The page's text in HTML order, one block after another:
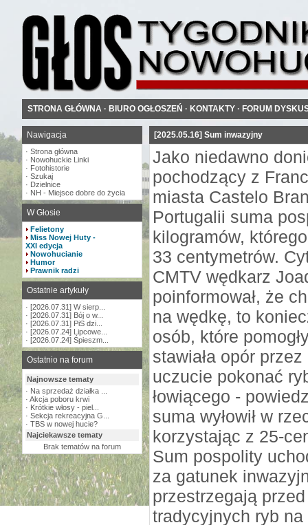
STRONA GŁÓWNA · BIURO OGŁOSZEŃ · KONTAKTY · FORUM
Nawigacja
· Strona główna
· Nowohuckie Linki
· Fotohistorie
· Szukaj
· Dzielnice
· NH - Miejsce dobre do życia
W Głosie
Felietony
Miss Nowej Huty -
XXI edycja
Nowohucianie
Humor
Prawnik radzi
Ostatnie artykuły
· [2026.07.31] W sierp...
· [2026.07.31] Bój o w...
· [2026.07.31] PiS dzi...
· [2026.07.24] Lipcowe...
· [2026.07.24] Śpieszm...
Ostatnio na forum
Najnowsze tematy
· Na sprzedaż działka ...
· Akcja poboru krwi
· Krótkie włosy - piel...
· Sekcja rekreacyjna G...
· TBS w nowej hucie?
Najciekawsze tematy
Brak tematów na forum
[2025.05.16] Sum inwazyjny
Jako niedawno
pochodzący z
miasta Castelo
Portugalii suma
kilogramów,
33 centymetrów.
CMTV wędkarz
poinformował, że
na wędkę, to
osób, które
stawiała opór
uczucie pokonać
łowiącego -
suma wyłowił w
korzystając z 25-
Sum pospolity
za gatunek
przestrzegają
tradycyjnych ryb na